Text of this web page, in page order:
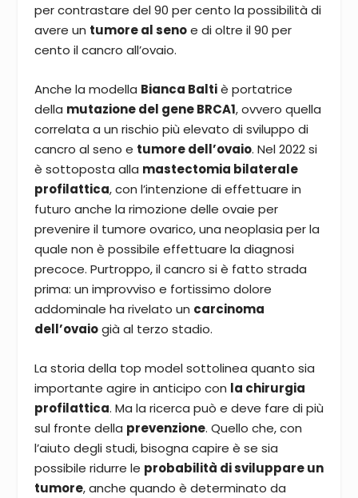
per contrastare del 90 per cento la possibilità di
avere un tumore al senoe di oltre il 90 per
cento il cancro all’ovaio.
Anche la modella Bianca Baltiè portatrice
della mutazione del gene BRCA1, ovvero quella
correlata a un rischio più elevato di sviluppo di
cancro al seno e tumore dell’ovaio. Nel 2022 si
è sottoposta alla mastectomia bilaterale
profilattica, con l’intenzione di effettuare in
futuro anche la rimozione delle ovaie per
prevenire il tumore ovarico, una neoplasia per la
quale non è possibile effettuare la diagnosi
precoce. Purtroppo, il cancro si è fatto strada
prima: un improvviso e fortissimo dolore
addominale ha rivelato un carcinoma
dell’ovaiogià al terzo stadio.
La storia della top model sottolinea quanto sia
importante agire in anticipo con la chirurgia
profilattica. Ma la ricerca può e deve fare di più
sul fronte della prevenzione. Quello che, con
l’aiuto degli studi, bisogna capire è se sia
possibile ridurre le probabilità di sviluppare un
tumore, anche quando è determinato da